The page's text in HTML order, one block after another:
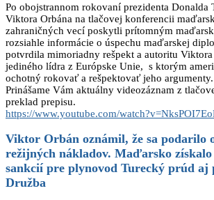
Po obojstrannom rokovaní prezidenta Donalda
Viktora Orbána na tlačovej konferencii
zahraničných vecí poskytli prítomným
rozsiahle informácie o úspechu maďarskej
potvrdila mimoriadny rešpekt a autoritu Viktora
jediného lídra z Európske Unie, s ktorým
ochotný rokovať a rešpektovať jeho argumenty.
Prinášame Vám aktuálny videozáznam z
preklad prepisu.
https://www.youtube.com/
Viktor Orbán oznámil, že sa podarilo
režijných nákladov. Maďarsko získalo
sankcií pre plynovod Turecký prúd aj
Družba